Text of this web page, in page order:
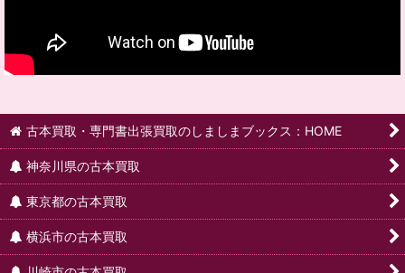
古本買取・専門書出張買取のしましまブックス：HOME
神奈川県の古本買取
東京都の古本買取
横浜市の古本買取